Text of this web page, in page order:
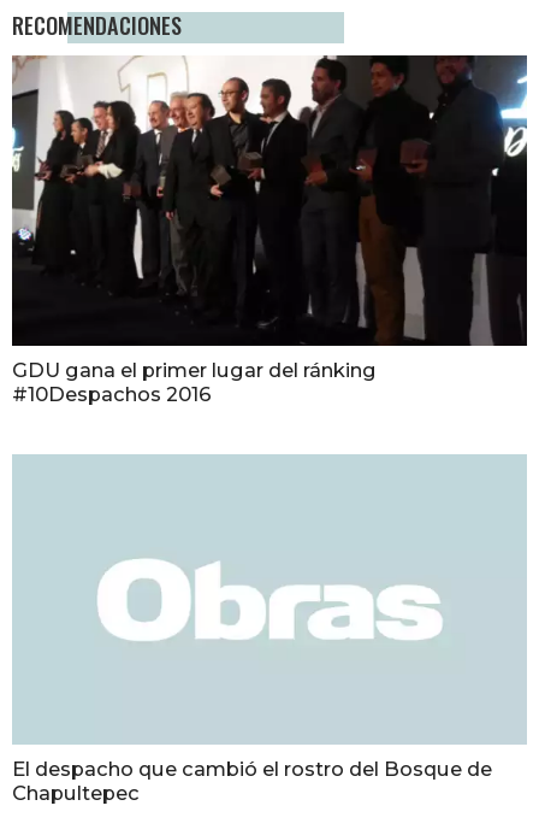
RECOMENDACIONES
GDU gana el primer lugar del ránking
#10Despachos 2016
El despacho que cambió el rostro del Bosque de
Chapultepec